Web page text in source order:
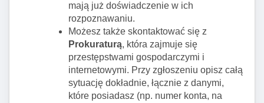
mają już doświadczenie w ich
rozpoznawaniu.
Możesz także skontaktować się z
Prokuraturą, która zajmuje się
przestępstwami gospodarczymi i
internetowymi. Przy zgłoszeniu opisz całą
sytuację dokładnie, łącznie z danymi,
które posiadasz (np. numer konta, na